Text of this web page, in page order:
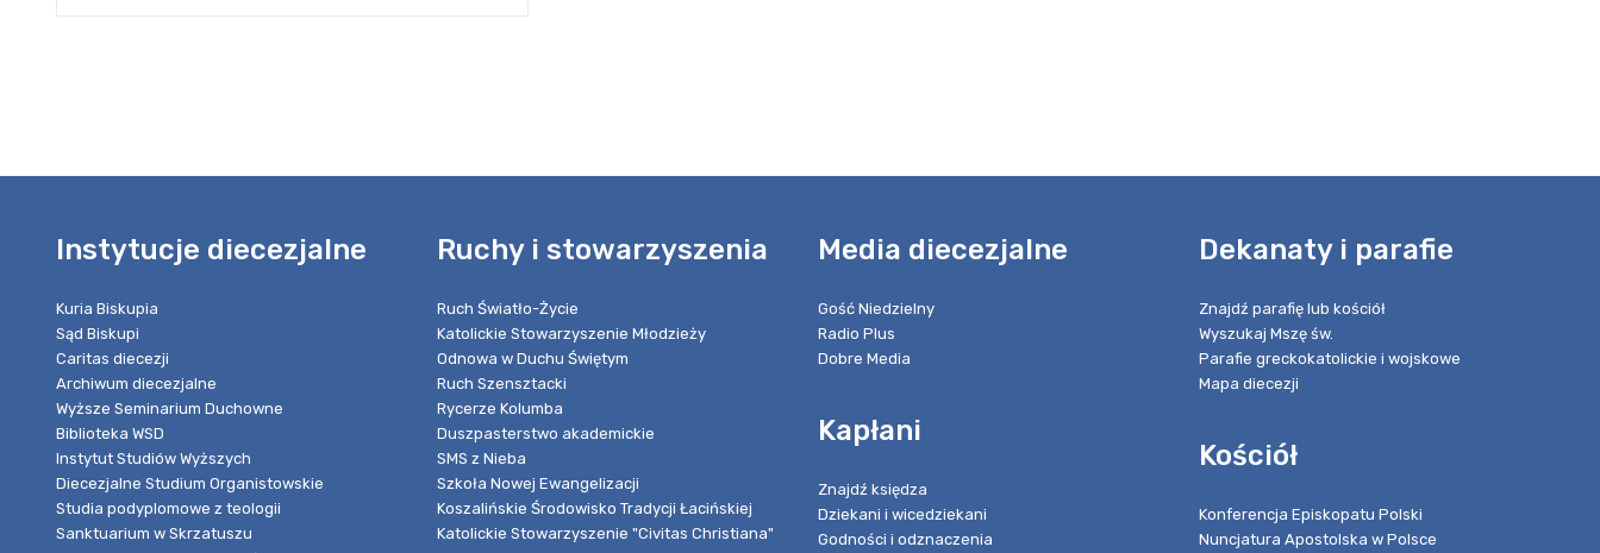
Instytucje diecezjalne
Kuria Biskupia
Sąd Biskupi
Caritas diecezji
Archiwum diecezjalne
Wyższe Seminarium Duchowne
Biblioteka WSD
Instytut Studiów Wyższych
Diecezjalne Studium Organistowskie
Studia podyplomowe z teologii
Sanktuarium w Skrzatuszu
Ruchy i stowarzyszenia
Ruch Światło-Życie
Katolickie Stowarzyszenie Młodzieży
Odnowa w Duchu Świętym
Ruch Szensztacki
Rycerze Kolumba
Duszpasterstwo akademickie
SMS z Nieba
Szkoła Nowej Ewangelizacji
Koszalińskie Środowisko Tradycji Łacińskiej
Katolickie Stowarzyszenie "Civitas Christiana"
Media diecezjalne
Gość Niedzielny
Radio Plus
Dobre Media
Kapłani
Znajdź księdza
Dziekani i wicedziekani
Godności i odznaczenia
Dekanaty i parafie
Znajdź parafię lub kościół
Wyszukaj Mszę św.
Parafie greckokatolickie i wojskowe
Mapa diecezji
Kościół
Konferencja Episkopatu Polski
Nuncjatura Apostolska w Polsce